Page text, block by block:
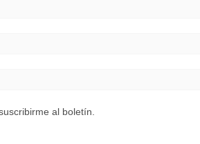
al boletín.